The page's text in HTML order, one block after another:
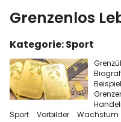
Grenzenlos
Startseite
Autor
FEEL-Konzept
Kategorie:Sport
Beispiel
Sport
Vorbilder Wachstum